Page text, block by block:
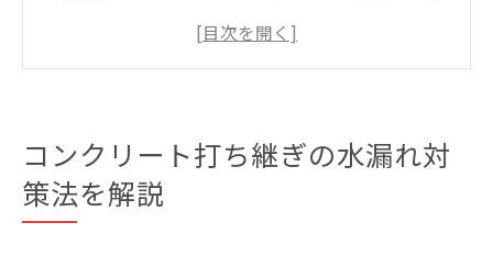
地下駐車場で水漏れが起きた時の初動とは
地下駐車場水漏れ時の迅速な初期対応手順
コンクリート打ち継ぎの水漏れ対
策法を解説